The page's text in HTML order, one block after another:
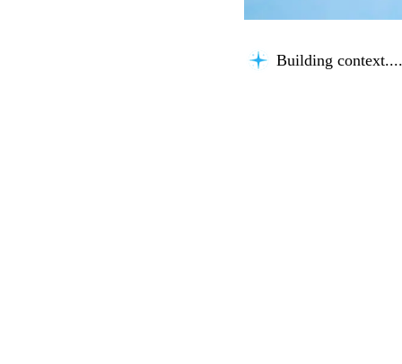
Building context...